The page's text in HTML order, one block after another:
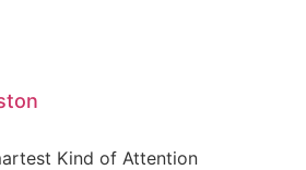
Kind of Attention